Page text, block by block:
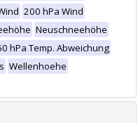
200 hPa Wind
Neuschneehöhe
hPa Temp. Abweichung
Wellenhoehe